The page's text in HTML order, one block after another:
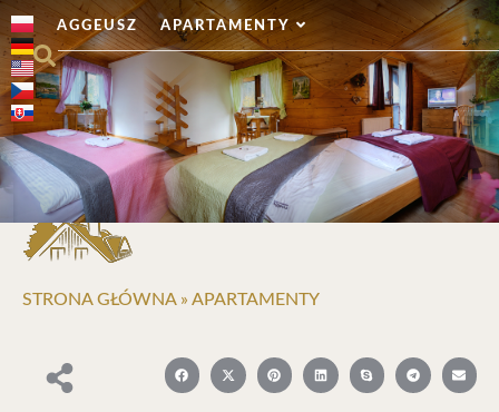
AGGEUSZ APARTAMENTY
STRONA GŁÓWNA» APARTAMENTY